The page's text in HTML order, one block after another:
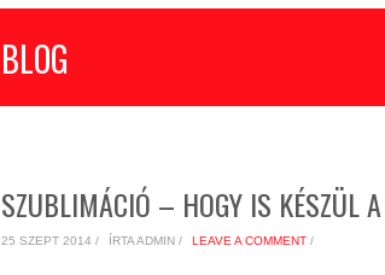
BLOG
SZUBLIMÁCIÓ – HOGY IS KÉSZÜL
25 SZEPT 2014 / ÍRTA ADMIN / LEAVE A COMMENT /